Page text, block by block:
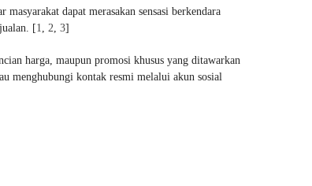
masyarakat dapat merasakan sensasi berkendara
[1, 2, 3]
harga, maupun promosi khusus yang ditawarkan
menghubungi kontak resmi melalui akun sosial